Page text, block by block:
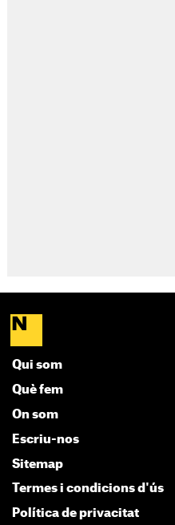
Qui som
Què fem
On som
Escriu-nos
Sitemap
Termes i condicions d'ús
Política de privacitat